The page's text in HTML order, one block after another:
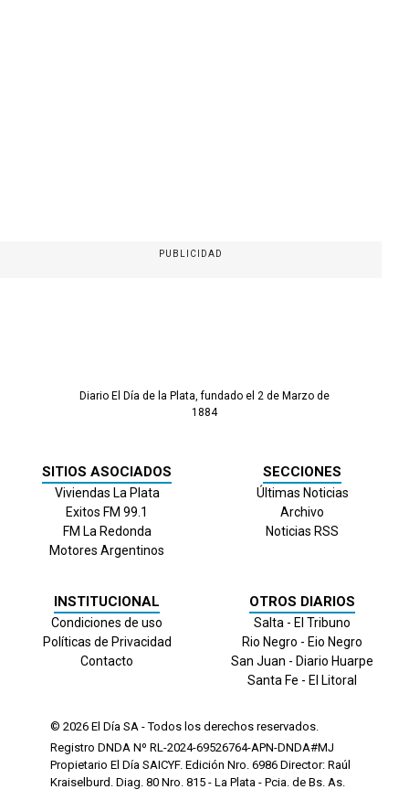
PUBLICIDAD
Diario El Día de la Plata, fundado el 2 de Marzo de
1884
SITIOS ASOCIADOS
Viviendas La Plata
Exitos FM 99.1
FM La Redonda
Motores Argentinos
SECCIONES
Últimas Noticias
Archivo
Noticias RSS
INSTITUCIONAL
Condiciones de uso
Políticas de Privacidad
Contacto
OTROS DIARIOS
Salta - El Tribuno
Rio Negro - Eio Negro
San Juan - Diario Huarpe
Santa Fe - El Litoral
© 2026 El Día SA - Todos los derechos reservados.
Registro DNDA Nº RL-2024-69526764-APN-DNDA#MJ
Propietario El Día SAICYF. Edición Nro. 6986 Director: Raúl
Kraiselburd. Diag. 80 Nro. 815 - La Plata - Pcia. de Bs. As.